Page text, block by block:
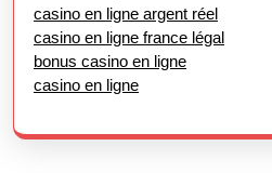
casino en ligne argent réel
casino en ligne france légal
bonus casino en ligne
casino en ligne